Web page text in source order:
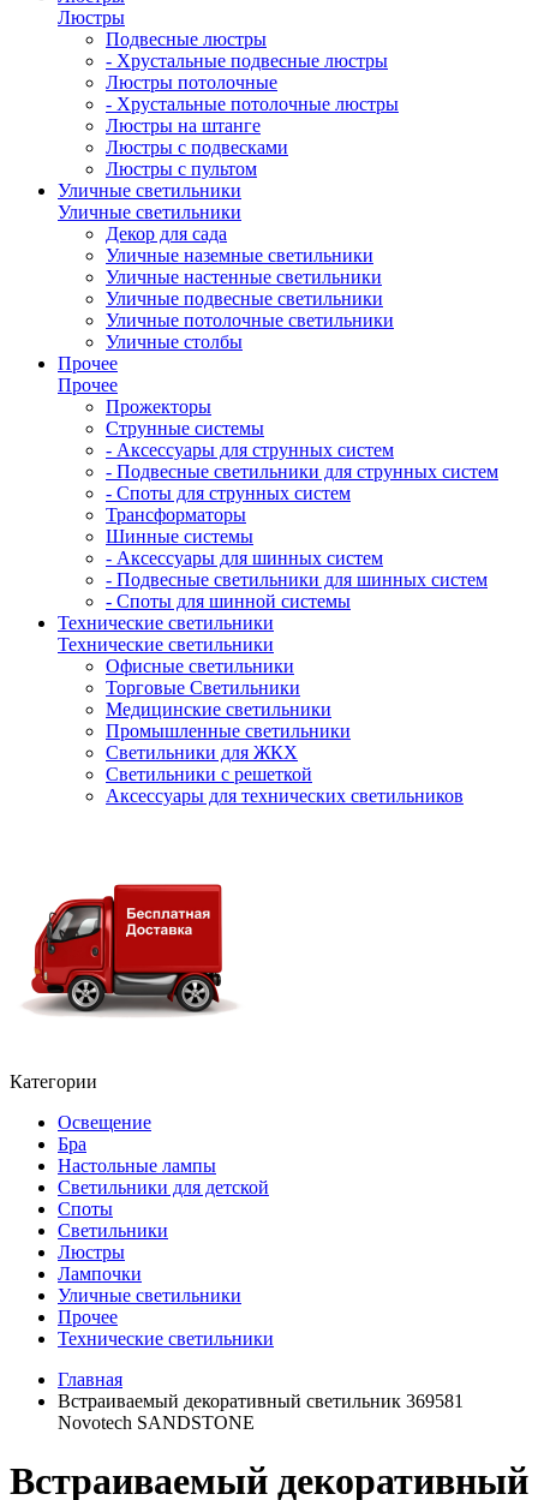
Люстры
Подвесные люстры
- Хрустальные подвесные люстры
Люстры потолочные
- Хрустальные потолочные люстры
Люстры на штанге
Люстры с подвесками
Люстры с пультом
Уличные светильники
Уличные светильники
Декор для сада
Уличные наземные светильники
Уличные настенные светильники
Уличные подвесные светильники
Уличные потолочные светильники
Уличные столбы
Прочее
Прочее
Прожекторы
Струнные системы
- Аксессуары для струнных систем
- Подвесные светильники для струнных систем
- Споты для струнных систем
Трансформаторы
Шинные системы
- Аксессуары для шинных систем
- Подвесные светильники для шинных систем
- Споты для шинной системы
Технические светильники
Технические светильники
Офисные светильники
Торговые Светильники
Медицинские светильники
Промышленные светильники
Светильники для ЖКХ
Светильники с решеткой
Аксессуары для технических светильников
Категории
Освещение
Бра
Настольные лампы
Светильники для детской
Споты
Светильники
Люстры
Лампочки
Уличные светильники
Прочее
Технические светильники
Главная
Встраиваемый декоративный светильник 369581
Novotech SANDSTONE
Встраиваемый декоративный